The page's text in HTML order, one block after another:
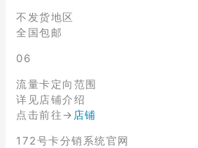
不发货地区
全国包邮
06
流量卡定向范围
详见店铺介绍
点击前往→ 店铺
172号卡分销系统官网